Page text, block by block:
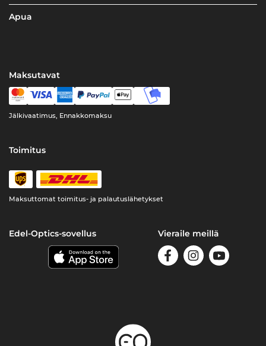
Apua
Maksutavat
Jälkivaatimus, Ennakkomaksu
Toimitus
Maksuttomat toimitus- ja palautuslähetykset
Edel-Optics-sovellus Vieraile meillä